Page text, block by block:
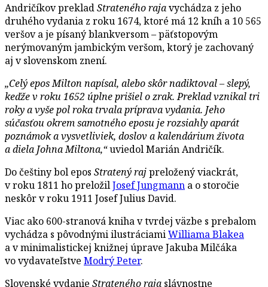
Andričíkov prekladStrateného rajavychádza z jeho
druhého vydania z roku 1674, ktoré má 12 kníh a 10 565
veršov a je písaný blankversom – päťstopovým
nerýmovaným jambickým veršom, ktorý je zachovaný
aj v slovenskom znení.
„Celý epos Milton napísal, alebo skôr nadiktoval – slepý,
keďže v roku 1652 úplne prišiel o zrak. Preklad vznikal tri
roky a vyše pol roka trvala príprava vydania. Jeho
súčasťou okrem samotného eposu je rozsiahly aparát
poznámok a vysvetliviek, doslov a kalendárium života
a diela Johna Miltona,“uviedol Marián Andričík.
Do češtiny bol epos Stratený rajpreložený viackrát,
v roku 1811 ho preložilJosef Jungmann a o storočie
neskôr v roku 1911 Josef Julius David.
Viac ako 600-stranová kniha v tvrdej väzbe s prebalom
vychádza s pôvodnými ilustráciamiWilliama Blakea
a v minimalistickej knižnej úprave Jakuba Milčáka
vo vydavateľstve Modrý Peter.
Slovenské vydanie Strateného raja slávnostne